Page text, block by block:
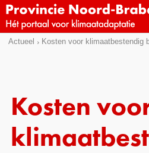
Sla
naar
menu
Actueel Kosten voor klimaatbestendig
Kosten
Actueel